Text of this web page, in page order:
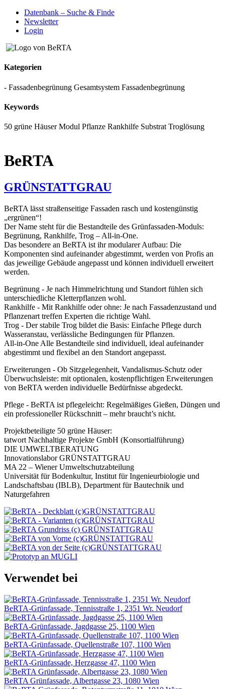
Datenbank – Suche & Finde
Newsletter
Login
Kategorien
- Fassadenbegrünung Gesamtsystem Fassadenbegrünung
Keywords
50 grüne Häuser Modul Pflanze Rankhilfe Substrat Troglösung
BeRTA
GRÜNSTATTGRAU
BeRTA lässt straßenseitige Fassaden rasch und kostengünstig
„ergrünen“!
Der Name steht für die Bestandteile des Grünfassaden-Moduls:
Begrünung, Rankhilfe, Trog – All-in-One.
Das besondere an BeRTA ist ihr modularer Aufbau: Die
Komponenten sind aufeinander abgestimmt, werden von Profis an
das jeweilige Gebäude angepasst und können individuell erweitert
werden.
Begrünung - Je nach Himmelrichtung und Standort fühlen sich
unterschiedliche Kletterpflanzen wohl.
Rankhilfe - Mit Rankhilfe oder ohne: Je nach Fassadenzustand und
Pflanzenart treffen Experten die richtige Wahl.
Trog - Der stabile Trog bildet die Basis: Einfache Pflege durch
Wasseranstau, verlässliche Bedingungen für Pflanzen.
All-in-One Alle Bestandteile sind individuell, ideal aufeinander
abgestimmt und flexibel an den Standort angepasst.
Erweiterungen - Ob Sitzgelegenheit, Vandalismus-Schutz oder
Überwuchsleiste: mit optionalen, kostenpflichtigen Erweiterungen
von BeRTA werden individuelle Bedürfnisse abgedeckt.
Pflege - BeRTA ist pflegeleicht: Regelmäßiges Gießen, Düngen und
ein professioneller Rückschnitt – mehr braucht’s nicht.
Projektbeteiligte 50 grüne Häuser:
tatwort Nachhaltige Projekte GmbH (Konsortialführung)
DIE UMWELTBERATUNG
Innovationslabor GRÜNSTATTGRAU
MA 22 – Wiener Umweltschutzabteilung
Universität für Bodenkultur, Institut für Ingenieurbiologie und
Landschaftsbau (IBLB), Department für Bautechnik und
Naturgefahren
Verwendet bei
BeRTA-Grünfassade, Tennisstraße 1, 2351 Wr. Neudorf
BeRTA-Grünfassade, Jagdgasse 25, 1100 Wien
BeRTA-Grünfassade, Quellenstraße 107, 1100 Wien
BeRTA-Grünfassade, Herzgasse 47, 1100 Wien
BeRTA Grünfassade, Albertgasse 23, 1080 Wien